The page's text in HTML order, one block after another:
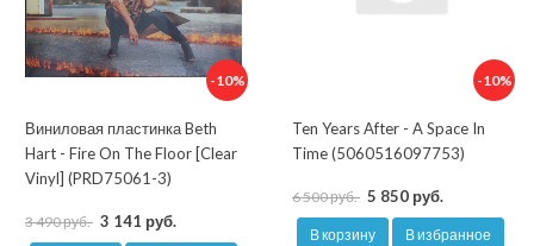
-10%
Виниловая пластинка Beth
Hart - Fire On The Floor [Clear
Vinyl] (PRD75061-3)
3 490 руб. 3 141 руб.
-10%
Ten Years After - A Space In
Time (5060516097753)
6 500 руб. 5 850 руб.
В корзину В избранное